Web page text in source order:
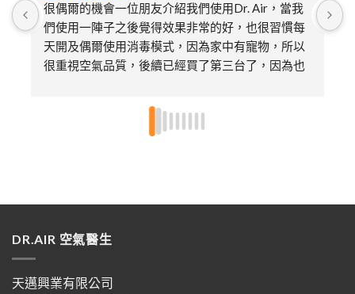
很偶爾的機會一位朋友介紹我們使用Dr. Air，當我
們使用一陣子之後覺得效果非常的好，也很習慣每
天開及偶爾使用消毒模式，因為家中有寵物，所以
很重視空氣品質，後續已經買了第三台了，因為也
換濾芯只需要定期的清潔即可，非常環保～～超推
DR.AIR 空氣醫生
天邁興業有限公司